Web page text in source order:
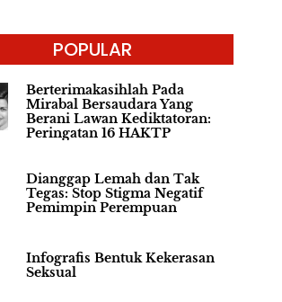
POPULAR
Berterimakasihlah Pada
Mirabal Bersaudara Yang
Berani Lawan Kediktatoran:
Peringatan 16 HAKTP
Dianggap Lemah dan Tak
Tegas: Stop Stigma Negatif
Pemimpin Perempuan
Infografis Bentuk Kekerasan
Seksual